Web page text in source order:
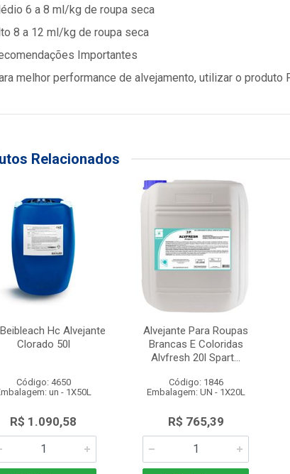
6 a 8 ml/kg de roupa seca
8 a 12 ml/kg de roupa seca
Importantes
melhor performance de alvejamento, utilizar o produto
Relacionados
Hc Alvejante
Clorado 50l
Código: 4650
un - 1X50L
R$ 1.090,58
Alvejante Para Roupas
Brancas E Coloridas
Alvfresh 20l Spart...
Código: 1846
Embalagem: UN - 1X20L
R$ 765,39